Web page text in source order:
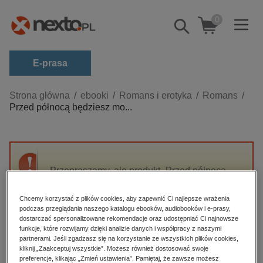
Pokaż/schowaj
wyszukiwarkę
0
E-prasa
Kategorie
Zobacz wszystkie E-prasa
budownictwo, aranżacja wnętrz
darmowe wydania
edukacja
hobby, sport, rozrywka
komputery, internet, technologie, informatyka
Strona główna ebooki Romans i erotyka
Romans
Przed północą będziesz mo...
Przepraszamy, ale produkt „Przed północą
High-contrast mode
Polecane
Chcemy korzystać z plików cookies, aby zapewnić Ci najlepsze wrażenia
podczas przeglądania naszego katalogu ebooków, audiobooków i e-prasy,
dostarczać spersonalizowane rekomendacje oraz udostępniać Ci najnowsze
funkcje, które rozwijamy dzięki analizie danych i współpracy z naszymi
partnerami. Jeśli zgadzasz się na korzystanie ze wszystkich plików cookies,
kliknij „Zaakceptuj wszystkie”. Możesz również dostosować swoje
preferencje, klikając „Zmień ustawienia”. Pamiętaj, że zawsze możesz